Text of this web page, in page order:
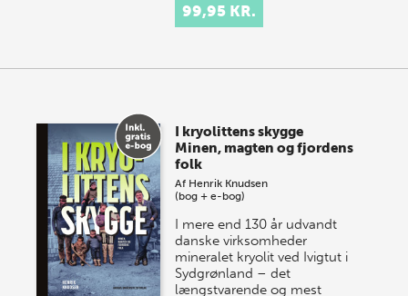
99,95 KR.
I kryolittens skygge
Minen, magten og fjordens
folk
Af Henrik Knudsen
(bog + e-bog)
I mere end 130 år udvandt
danske virksomheder
mineralet kryolit ved Ivigtut i
Sydgrønland – det
længstvarende og mest